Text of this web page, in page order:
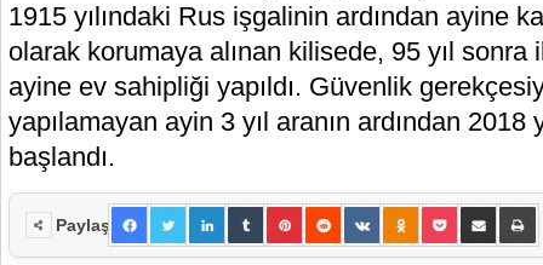
1915 yılındaki Rus işgalinin ardından ayine
olarak korumaya alınan kilisede, 95 yıl sonra
ayine ev sahipliği yapıldı. Güvenlik
yapılamayan ayin 3 yıl aranın ardından 2018
başlandı.
Paylaş